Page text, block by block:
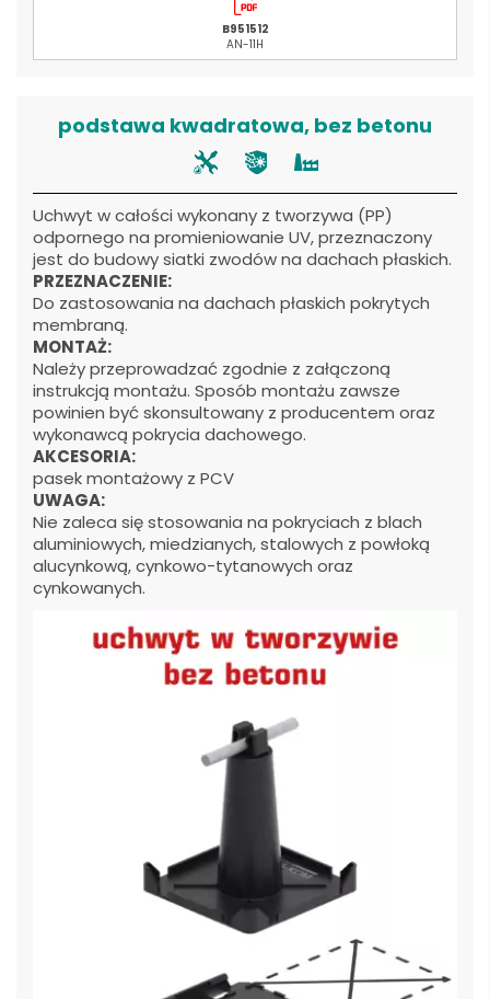
B951512
AN-11H
podstawa kwadratowa, bez betonu
Uchwyt w całości wykonany z tworzywa (PP)
odpornego na promieniowanie UV, przeznaczony
jest do budowy siatki zwodów na dachach płaskich.
PRZEZNACZENIE:
Do zastosowania na dachach płaskich pokrytych
membraną.
MONTAŻ:
Należy przeprowadzać zgodnie z załączoną
instrukcją montażu. Sposób montażu zawsze
powinien być skonsultowany z producentem oraz
wykonawcą pokrycia dachowego.
AKCESORIA:
pasek montażowy z PCV
UWAGA:
Nie zaleca się stosowania na pokryciach z blach
aluminiowych, miedzianych, stalowych z powłoką
alucynkową, cynkowo-tytanowych oraz
cynkowanych.